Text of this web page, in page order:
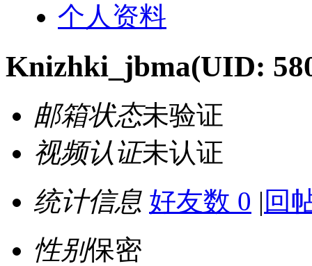
个人资料
Knizhki_jbma(UID:
邮箱状态未验证
视频认证未认证
统计信息 好友数 0 | 回
性别保密